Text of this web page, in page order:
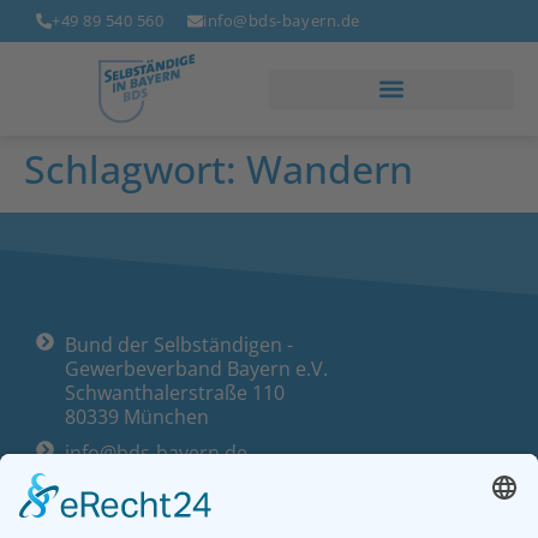
+49 89 540 560 info@bds-bayern.de
Schlagwort: Wandern
Bund der Selbständigen -
Gewerbeverband Bayern e.V.
Schwanthalerstraße 110
80339 München
info@bds-bayern.de
+49 89 540 560
Öffnungszeiten: Mo. – Fr. von 9:00 bis 16:00 Uhr